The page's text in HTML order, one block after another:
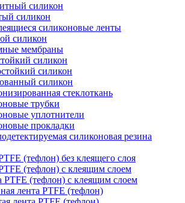
силикон
силикон
силиконовые ленты
силикон
мембраны
силикон
силикон
силикон
стеклоткань
трубки
уплотнители
прокладки
силиконовая резина
(тефлон) без клеящего слоя
(тефлон) с клеящим слоем
PTFE (тефлон) с клеящим слоем
лента PTFE (тефлон)